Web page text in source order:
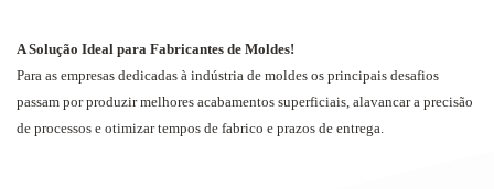
A Solução Ideal para Fabricantes de Moldes!
Para as empresas dedicadas à indústria de moldes os principais desafios
passam por produzir melhores acabamentos superficiais, alavancar a precisão
de processos e otimizar tempos de fabrico e prazos de entrega.